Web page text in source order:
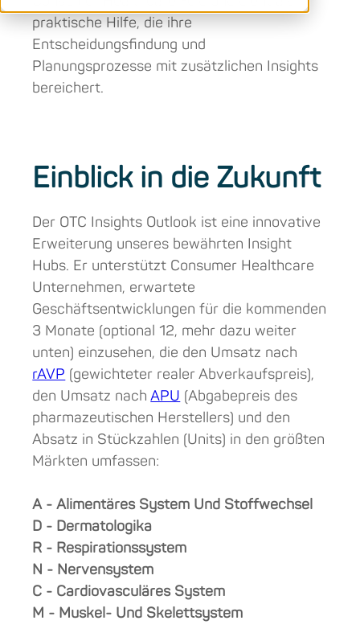
praktische Hilfe, die ihre
Entscheidungsfindung und
Planungsprozesse mit zusätzlichen Insights
bereichert.
Einblick in die Zukunft
Der OTC Insights Outlook ist eine innovative
Erweiterung unseres bewährten Insight
Hubs. Er unterstützt Consumer Healthcare
Unternehmen, erwartete
Geschäftsentwicklungen für die kommenden
3 Monate (optional 12, mehr dazu weiter
unten) einzusehen, die den Umsatz nach
rAVP (gewichteter realer Abverkaufspreis),
den Umsatz nachAPU (Abgabepreis des
pharmazeutischen Herstellers) und den
Absatz in Stückzahlen (Units) in den größten
Märkten umfassen:
A - Alimentäres System Und Stoffwechsel
D - Dermatologika
R - Respirationssystem
N - Nervensystem
C - Cardiovasculäres System
M - Muskel- Und Skelettsystem